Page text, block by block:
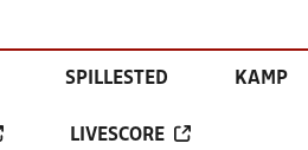
SPILLESTED KAMP
LIVESCORE